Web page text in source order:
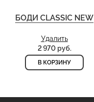
БОДИ CLASSIC NEW
Удалить
2 970 руб.
В КОРЗИНУ